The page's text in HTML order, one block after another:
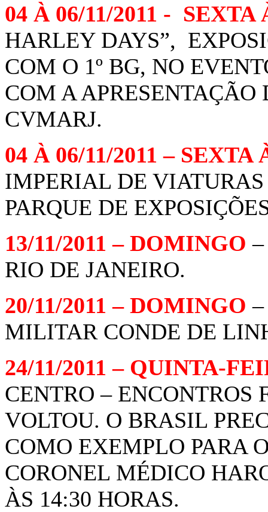
04 À 06/11/2011 -
HARLEY DAYS”,
COM O 1º BG, NO
COM A
CVMARJ.
04 À 06/11/2011 –
IMPERIAL DE
PARQUE DE
13/11/2011 – DOMINGO
RIO DE JANEIRO.
20/11/2011 – DOMINGO
MILITAR CONDE DE
24/11/2011 – QUINTA-
CENTRO – ENCONTROS
VOLTOU. O BRASIL
COMO EXEMPLO PARA
CORONEL MÉDICO
ÀS 14:30 HORAS.